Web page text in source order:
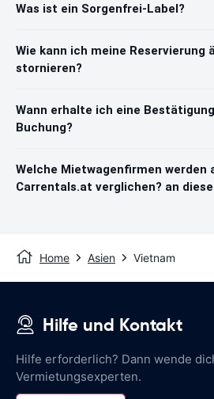
Was ist ein Sorgenfrei-Label?
Wie kann ich meine Reservierung
stornieren?
Wann erhalte ich eine
Buchung?
Welche Mietwagenfirmen werden
Carrentals.at verglichen? an
Home Asien Vietnam
Hilfe und Kontakt
Hilfe erforderlich? Dann wende
Vermietungsexperten.